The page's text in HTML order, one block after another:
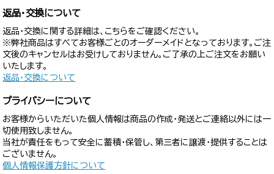
返品・交換について
返品・交換に関する詳細は、こちらをご確認ください。
※弊社商品はすべてお客様ごとのオーダーメイドとなっております。ご注
文後のキャンセルはお受けしておりません。ご了承の上ご注文をお願い
いたします。
返品・交換について
プライバシーについて
お客様からいただいた個人情報は商品の作成・発送とご連絡以外には一
切使用致しません。
当社が責任をもって安全に蓄積・保管し、第三者に譲渡・提供することは
ございません。
個人情報保護方針について